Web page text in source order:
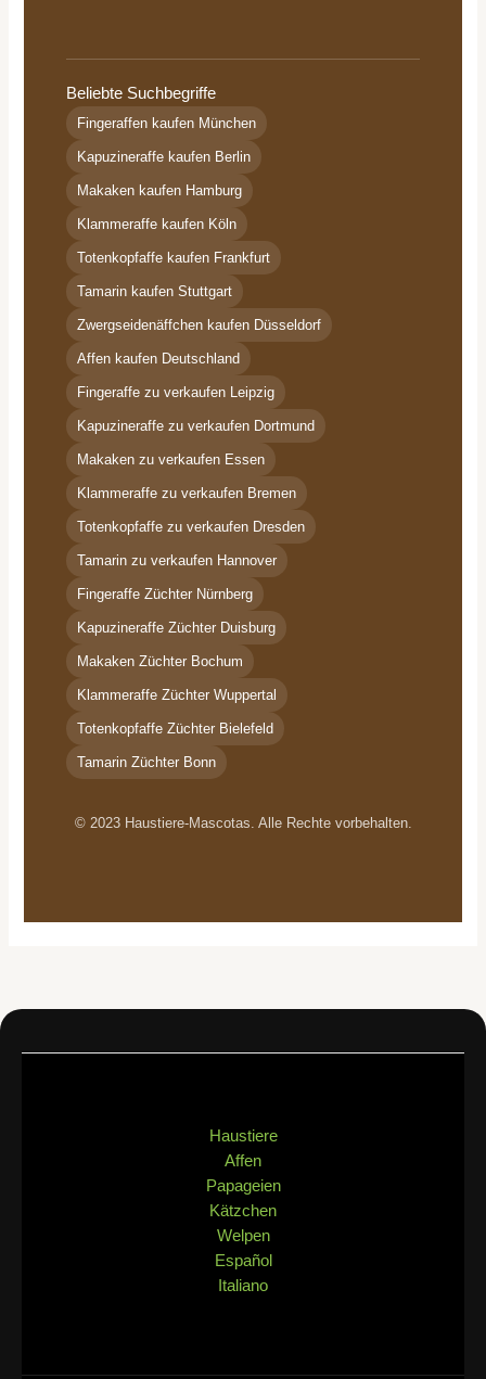
Beliebte Suchbegriffe
Fingeraffen kaufen München
Kapuzineraffe kaufen Berlin
Makaken kaufen Hamburg
Klammeraffe kaufen Köln
Totenkopfaffe kaufen Frankfurt
Tamarin kaufen Stuttgart
Zwergseidenäffchen kaufen Düsseldorf
Affen kaufen Deutschland
Fingeraffe zu verkaufen Leipzig
Kapuzineraffe zu verkaufen Dortmund
Makaken zu verkaufen Essen
Klammeraffe zu verkaufen Bremen
Totenkopfaffe zu verkaufen Dresden
Tamarin zu verkaufen Hannover
Fingeraffe Züchter Nürnberg
Kapuzineraffe Züchter Duisburg
Makaken Züchter Bochum
Klammeraffe Züchter Wuppertal
Totenkopfaffe Züchter Bielefeld
Tamarin Züchter Bonn
© 2023 Haustiere-Mascotas. Alle Rechte vorbehalten.
Haustiere
Affen
Papageien
Kätzchen
Welpen
Español
Italiano